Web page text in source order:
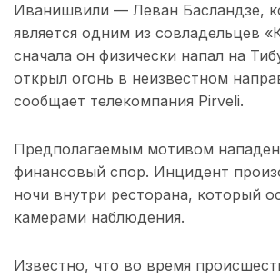
Иванишвили — Леван Басландзе,
является одним из совладельцев
сначала он физически напал на
открыл огонь в неизвестном
сообщает телекомпания Pirveli.
Предполагаемым мотивом
финансовый спор. Инцидент
ночи внутри ресторана, который
камерами наблюдения.
Известно, что во время